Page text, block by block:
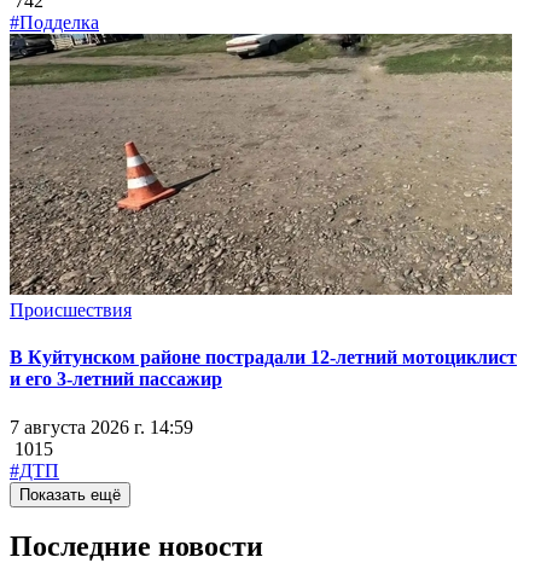
#Подделка
Происшествия
В Куйтунском районе пострадали 12-летний мотоциклист
и его 3-летний пассажир
7 августа 2026 г. 14:59
1015
#ДТП
Показать ещё
Последние новости